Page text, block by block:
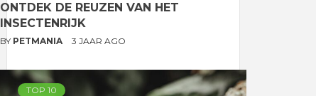
ONTDEK DE REUZEN VAN HET
INSECTENRIJK
BY PETMANIA 3 JAAR AGO
TOP 10